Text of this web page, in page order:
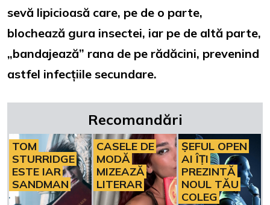
sevă lipicioasă care, pe de o parte,
blochează gura insectei, iar pe de altă parte,
„bandajează” rana de pe rădăcini, prevenind
astfel infecțiile secundare.
Recomandări
TOM
STURRIDGE
ESTE IAR
SANDMAN
CASELE DE
MODĂ
MIZEAZĂ
LITERAR
ȘEFUL OPEN
AI ÎȚI
PREZINTĂ
NOUL TĂU
COLEG